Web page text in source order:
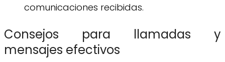
comunicaciones recibidas.
Consejos para llamadas y
mensajes efectivos